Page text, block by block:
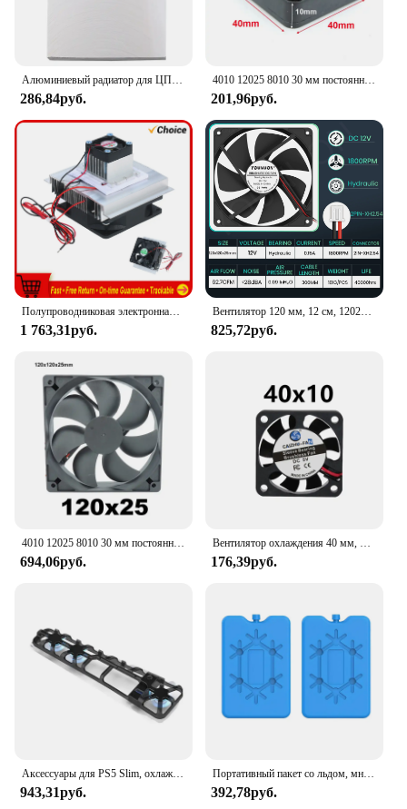
286,84руб.
4010 12025 8010 30 мм постоянного тока 5 В 12 В 24 В Охлаждающий вентилятор Бесщеточный корпус двигателя Тихий 40 мм 50 мм 60 мм 70 мм 80 мм 90 мм 120 мм для 3D-печати 2PIN
201,96руб.
1 763,31руб.
Вентилятор 120 мм, 12 см, 12025, 5 В, 12 В, 24 В, 120 мм * 120 мм * 25 мм, Бесщеточный Охлаждающий вентилятор постоянного тока, 120x120x25 мм, 2 контакта USB, чехол для ПК, кулер
825,72руб.
694,06руб. 176,39руб.
Аксессуары для PS5 Slim, охлаждающий вентилятор со светодиодной подсветкой для Playstation 5, дисков и цифровых изданий, охладитель системы охлаждения
943,31руб.
Портативный пакет со льдом, многоразовая морозильная камера, пакет для охлаждения льда, долговечный охлаждающий ящик для наполнения водой, для хранения свежих продуктов, охлаждения
392,78руб.